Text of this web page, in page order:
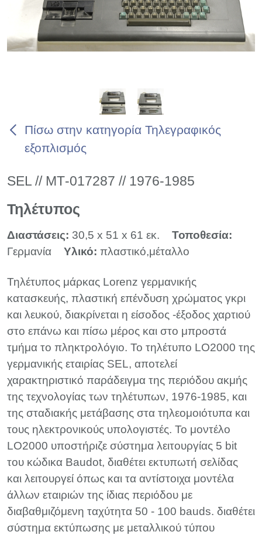
Πίσω στην κατηγορία Τηλεγραφικός
εξοπλισμός
SEL // ΜΤ-017287 // 1976-1985
Τηλέτυπος
Διαστάσεις: 30,5 x 51 x 61 εκ.
Τοποθεσία:
Γερμανία
Υλικό: πλαστικό,μέταλλο
Τηλέτυπος μάρκας Lorenz γερμανικής
κατασκευής, πλαστική επένδυση χρώματος γκρι
και λευκού, διακρίνεται η είσοδος -έξοδος χαρτιού
στο επάνω και πίσω μέρος και στο μπροστά
τμήμα το πληκτρολόγιο. Το τηλέτυπο LO2000 της
γερμανικής εταιρίας SEL, αποτελεί
χαρακτηριστικό παράδειγμα της περιόδου ακμής
της τεχνολογίας των τηλέτυπων, 1976-1985, και
της σταδιακής μετάβασης στα τηλεομοιότυπα και
τους ηλεκτρονικούς υπολογιστές. Το μοντέλο
LO2000 υποστήριζε σύστημα λειτουργίας 5 bit
του κώδικα Baudot, διαθέτει εκτυπωτή σελίδας
και λειτουργεί όπως και τα αντίστοιχα μοντέλα
άλλων εταιριών της ίδιας περιόδου με
διαβαθμιζόμενη ταχύτητα 50 - 100 bauds. διαθέτει
σύστημα εκτύπωσης με μεταλλικού τύπου